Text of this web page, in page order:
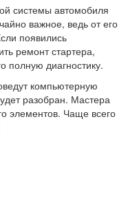
системы автомобиля
важное, ведь от его
появились
ремонт стартера,
полную диагностику.
компьютерную
разобран. Мастера
элементов. Чаще всего